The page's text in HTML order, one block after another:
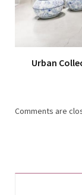
Urban
Comments are